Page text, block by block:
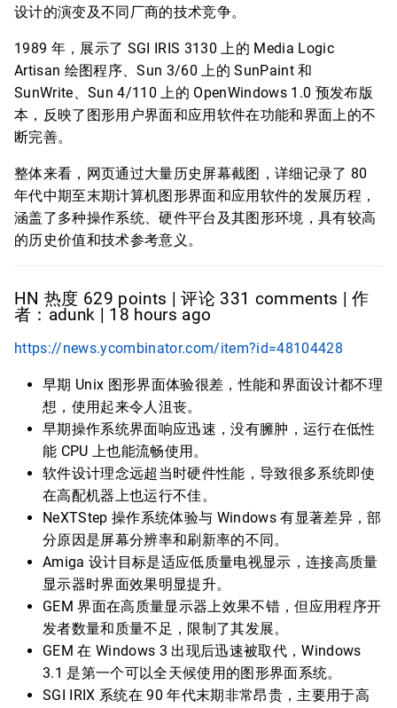
设计的演变及不同厂商的技术竞争。
1989 年，展示了 SGI IRIS 3130 上的 Media Logic
Artisan 绘图程序、Sun 3/60 上的 SunPaint 和
SunWrite、Sun 4/110 上的 OpenWindows 1.0 预发布版
本，反映了图形用户界面和应用软件在功能和界面上的不
断完善。
整体来看，网页通过大量历史屏幕截图，详细记录了 80
年代中期至末期计算机图形界面和应用软件的发展历程，
涵盖了多种操作系统、硬件平台及其图形环境，具有较高
的历史价值和技术参考意义。
HN 热度 629 points | 评论 331 comments | 作
者：adunk | 18 hours ago
https://news.ycombinator.com/item?id=48104428
早期 Unix 图形界面体验很差，性能和界面设计都不理
想，使用起来令人沮丧。
早期操作系统界面响应迅速，没有臃肿，运行在低性
能 CPU 上也能流畅使用。
软件设计理念远超当时硬件性能，导致很多系统即使
在高配机器上也运行不佳。
NeXTStep 操作系统体验与 Windows 有显著差异，部
分原因是屏幕分辨率和刷新率的不同。
Amiga 设计目标是适应低质量电视显示，连接高质量
显示器时界面效果明显提升。
GEM 界面在高质量显示器上效果不错，但应用程序开
发者数量和质量不足，限制了其发展。
GEM 在 Windows 3 出现后迅速被取代，Windows
3.1 是第一个可以全天候使用的图形界面系统。
SGI IRIX 系统在 90 年代末期非常昂贵，主要用于高